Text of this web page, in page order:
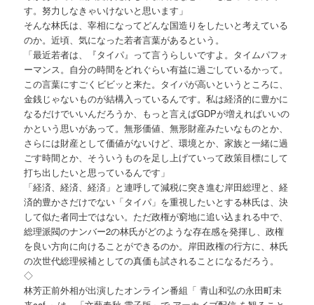
す。努力しなきゃいけないと思います」
そんな林氏は、宰相になってどんな国造りをしたいと考えている
のか。近頃、気になった若者言葉があるという。
「最近若者は、『タイパ』って言うらしいですよ。タイムパフォ
ーマンス。自分の時間をどれぐらい有益に過ごしているかって。
この言葉にすごくビビッと来た。タイパが高いというところに、
金銭じゃないものが結構入っているんです。私は経済的に豊かに
なるだけでいいんだろうか、もっと言えばGDPが増えればいいの
かという思いがあって。無形価値、無形財産みたいなものとか、
さらには財産として価値がないけど、環境とか、家族と一緒に過
ごす時間とか、そういうものを足し上げていって政策目標にして
打ち出したいと思っているんです」
「経済、経済、経済」と連呼して減税に突き進む岸田総理と、経
済的豊かさだけでない「タイパ」を重視したいとする林氏は、決
して似た者同士ではない。ただ政権が窮地に追い込まれる中で、
総理派閥のナンバー2の林氏がどのような存在感を発揮し、政権
を良い方向に向けることができるのか。岸田政権の行方に、林氏
の次世代総理候補としての真価も試されることになるだろう。
◇
林芳正前外相が出演したオンライン番組「 青山和弘の永田町未